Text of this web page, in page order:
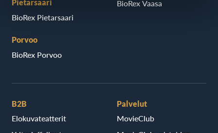
Pietarsaari
BioRex Pietarsaari
Porvoo
BioRex Porvoo
BioRex Vaasa
B2B
Elokuvateatterit
Palvelut
MovieClub